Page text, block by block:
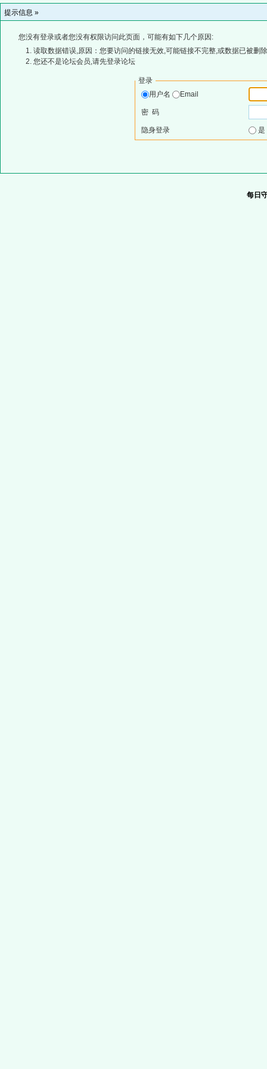
提示信息 »
您没有登录或者您没有权限访问此页面，可能有如下几个原因:
读取数据错误,原因：您要访问的链接无效,可能链接不完整,或数据已被删
您还不是论坛会员,请先登录论坛
登录
用户名
Email
密 码
隐身登录
每日